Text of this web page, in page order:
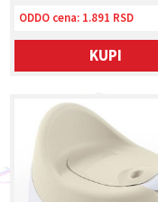
ODDO cena: 1.891 RSD
KUPI